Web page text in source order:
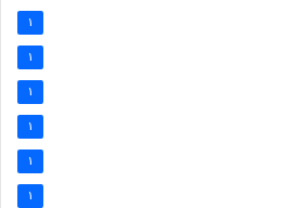
1
1
1
1
1
1